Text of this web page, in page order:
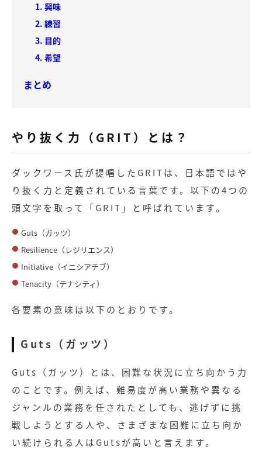
1. 興味
2. 練習
3. 目的
4. 希望
まとめ
やり抜く力（GRIT）とは？
ダックワース氏が提唱したGRITは、日本語ではや
り抜く力と定義されている言葉です。以下の4つの
頭文字を取って「GRIT」と呼ばれています。
Guts（ガッツ）
Resilience（レジリエンス）
Initiative（イニシアチブ）
Tenacity（テナシティ）
各要素の意味は以下のとおりです。
Guts（ガッツ）
Guts（ガッツ）とは、困難な状況に立ち向かう力
のことです。例えば、難易度が高い業務や異なる
ジャンルの業務を任されたとしても、逃げずに挑
戦しようとする人や、さまざまな困難に立ち向か
い続けられる人はGutsが高いと言えます。